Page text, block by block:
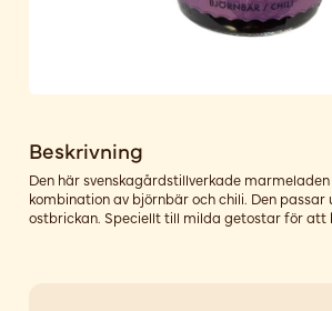
Beskrivning
Den här svenskagårdstillverkade
kombination av björnbär och chili. Den
ostbrickan. Speciellt till milda getostar för att